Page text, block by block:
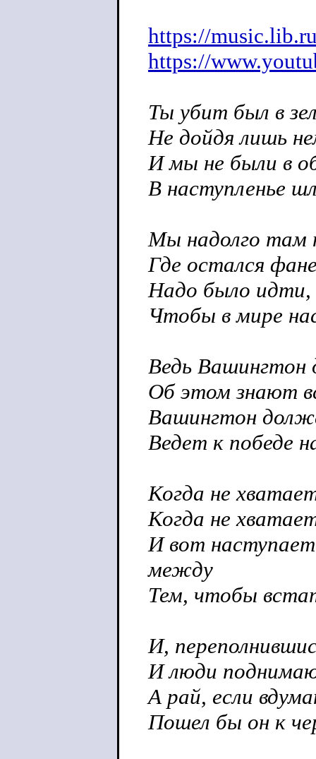
https://
https://
Ты убит был в
Не дойдя лишь
И мы не были в
В наступленье
Мы надолго там
Где остался
Надо было
Чтобы в мире
Ведь Вашингтон
Об этом знают
Вашингтон
Ведет к победе
Когда не
Когда не
И вот
между
Тем, чтобы
И,
И люди
А рай, если
Пошел бы он к